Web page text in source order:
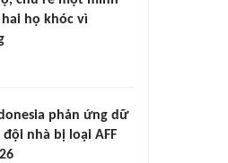
hai họ khóc vì
phản ứng dữ
nhà bị loại AFF